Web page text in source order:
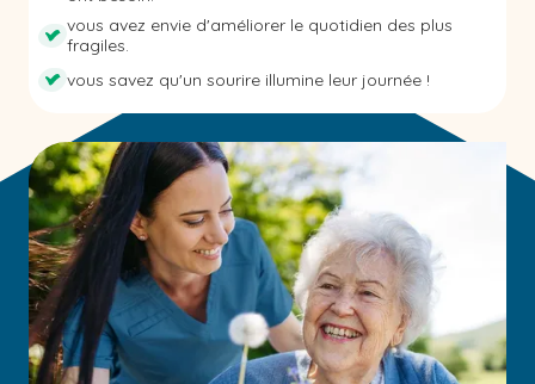
vous avez envie d'améliorer le quotidien des plus
fragiles.
vous savez qu'un sourire illumine leur journée !